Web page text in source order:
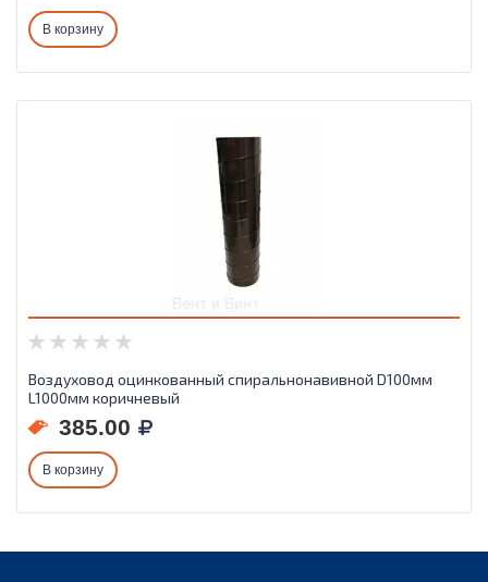
В корзину
Воздуховод оцинкованный спиральнонавивной D100мм
L1000мм коричневый
385.00
В корзину